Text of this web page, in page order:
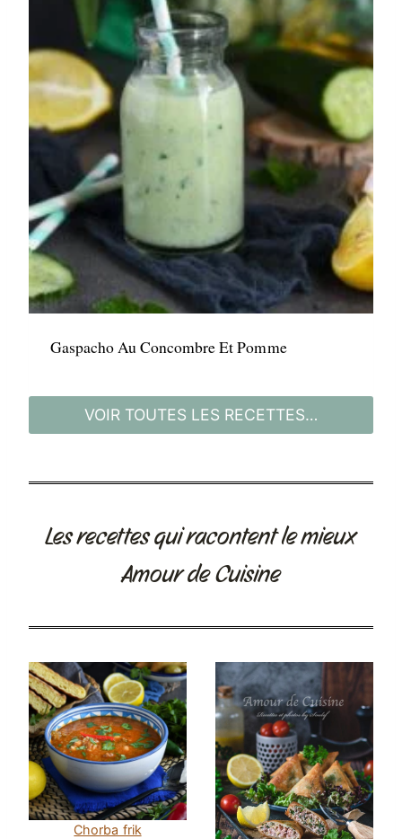
Gaspacho Au Concombre Et Pomme
VOIR TOUTES LES RECETTES…
Les recettes qui racontent le mieux
Amour de Cuisine
Chorba frik